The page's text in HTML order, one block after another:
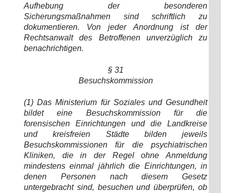
Aufhebung der besonderen
Sicherungsmaßnahmen sind schriftlich zu
dokumentieren. Von jeder Anordnung ist der
Rechtsanwalt des Betroffenen unverzüglich zu
benachrichtigen.
§ 31
Besuchskommission
(1) Das Ministerium für Soziales und Gesundheit
bildet eine Besuchskommission für die
forensischen Einrichtungen und die Landkreise
und kreisfreien Städte bilden jeweils
Besuchskommissionen für die psychiatrischen
Kliniken, die in der Regel ohne Anmeldung
mindestens einmal jährlich die Einrichtungen, in
denen Personen nach diesem Gesetz
untergebracht sind, besuchen und überprüfen, ob